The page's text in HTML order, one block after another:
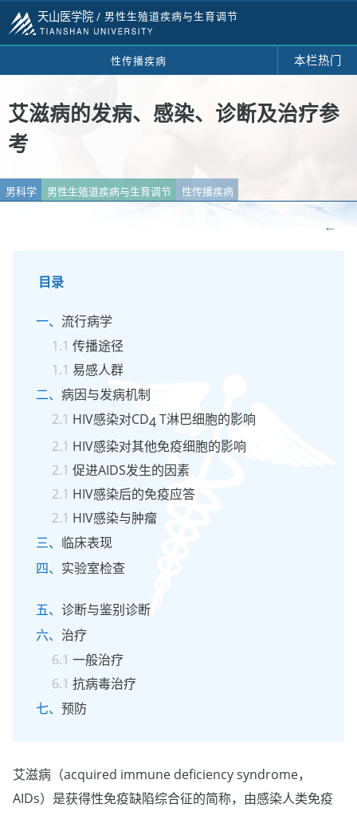
天山医学院 / 男性生殖道疾病与生育调节
性传播疾病 本栏热门
艾滋病的发病、感染、诊断及治疗参
考
男科学 男性生殖道疾病与生育调节 性传播疾病
←
目录
流行病学
传播途径
易感人群
病因与发病机制
HIV感染对CD4T淋巴细胞的影响
HIV感染对其他免疫细胞的影响
促进AIDS发生的因素
HIV感染后的免疫应答
HIV感染与肿瘤
临床表现
实验室检查
诊断与鉴别诊断
治疗
一般治疗
抗病毒治疗
预防
艾滋病（acquired immune deficiency syndrome，
AIDs）是获得性免疫缺陷综合征的简称，由感染人类免疫